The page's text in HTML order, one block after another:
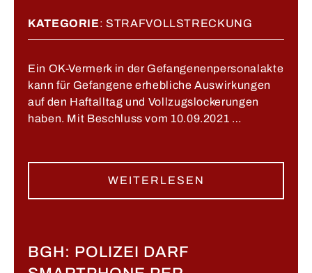
KATEGORIE: STRAFVOLLSTRECKUNG
Ein OK-Vermerk in der Gefangenenpersonalakte
kann für Gefangene erhebliche Auswirkungen
auf den Haftalltag und Vollzugslockerungen
haben. Mit Beschluss vom 10.09.2021 …
WEITERLESEN
BGH: POLIZEI DARF